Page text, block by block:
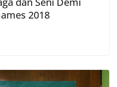
2018